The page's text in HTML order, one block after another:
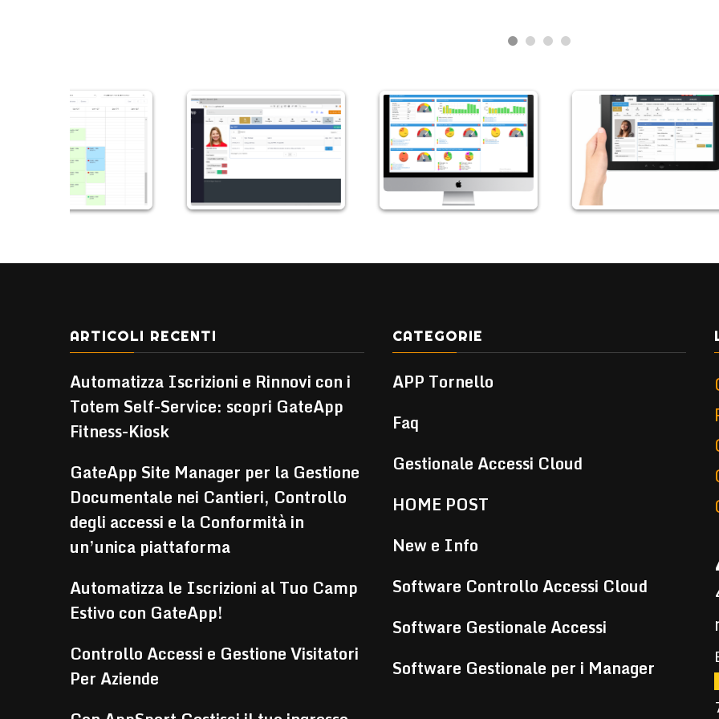
ARTICOLI RECENTI
Automatizza Iscrizioni e Rinnovi con i
Totem Self-Service: scopri GateApp
Fitness-Kiosk
GateApp Site Manager per la Gestione
Documentale nei Cantieri, Controllo
degli accessi e la Conformità in
un’unica piattaforma
Automatizza le Iscrizioni al Tuo Camp
Estivo con GateApp!
Controllo Accessi e Gestione Visitatori
Per Aziende
CATEGORIE
APP Tornello
Faq
Gestionale Accessi Cloud
HOME POST
New e Info
Software Controllo Accessi Cloud
Software Gestionale Accessi
Software Gestionale per i Manager